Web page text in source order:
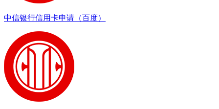
中信银行信用卡申请（百度）